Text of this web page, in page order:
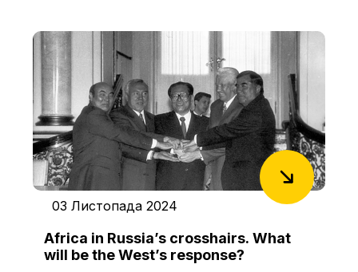
культурного надбання кожної країни. Серед
запрошених гостей були керівники іноземних
дипломатичних місій, політики, представники
українського дипкорпусу, культурних та
освітніх кіл.
03 Листопада 2024
Africa in Russia’s crosshairs. What
will be the West’s response?